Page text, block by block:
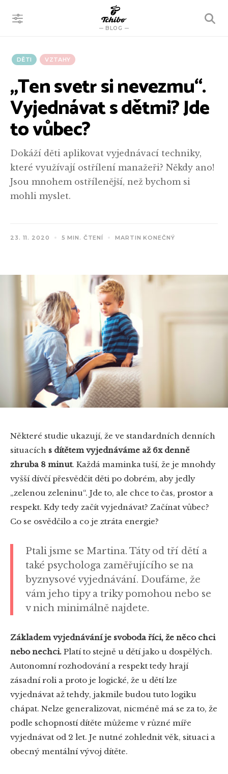
BLOG
VYHLEDÁVÁNÍ
DĚTI VZTAHY
„Ten svetr si nevezmu“.
Vyjednávat s dětmi? Jde
to vůbec?
Dokáží děti aplikovat vyjednávací techniky,
které využívají ostřílení manažeři? Někdy ano!
Jsou mnohem ostřílenější, než bychom si
mohli myslet.
23. 11. 2020 5 MIN. ČTENÍ MARTIN KONEČNÝ
Některé studie ukazují, že ve standardních denních
situacích s dítětem vyjednáváme až 6x denně
zhruba 8 minut. Každá maminka tuší, že je mnohdy
vyšší dívčí přesvědčit děti po dobrém, aby jedly
„zelenou zeleninu“. Jde to, ale chce to čas, prostor a
respekt. Kdy tedy začít vyjednávat? Začínat vůbec?
Co se osvědčilo a co je ztráta energie?
Ptali jsme se Martina. Táty od tří dětí a
také psychologa zaměřujícího se na
byznysové vyjednávání. Doufáme, že
vám jeho tipy a triky pomohou nebo se
v nich minimálně najdete.
Základem vyjednávání je svoboda říci, že něco chci
nebo nechci. Platí to stejně u dětí jako u dospělých.
Autonomní rozhodování a respekt tedy hrají
zásadní roli a proto je logické, že u dětí lze
vyjednávat až tehdy, jakmile budou tuto logiku
chápat. Nelze generalizovat, nicméně má se za to, že
podle schopností dítěte můžeme v různé míře
vyjednávat od 2 let. Je nutné zohlednit věk, situaci a
obecný mentální vývoj dítěte.